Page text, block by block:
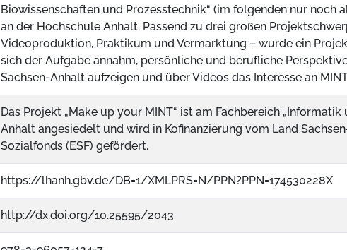
Biowissenschaften und Prozesstechnik“ (im folgenden nur noch
an der Hochschule Anhalt. Passend zu drei großen
Videoproduktion, Praktikum und Vermarktung – wurde ein
sich der Aufgabe annahm, persönliche und berufliche
Sachsen-Anhalt aufzeigen und über Videos das Interesse an
Das Projekt „Make up your MINT“ ist am Fachbereich
Anhalt angesiedelt und wird in Kofinanzierung vom Land
Sozialfonds (ESF) gefördert.
https://lhanh.gbv.de/DB=1/XMLPRS=N/PPN?PPN=174530228X
http://dx.doi.org/10.25595/2043